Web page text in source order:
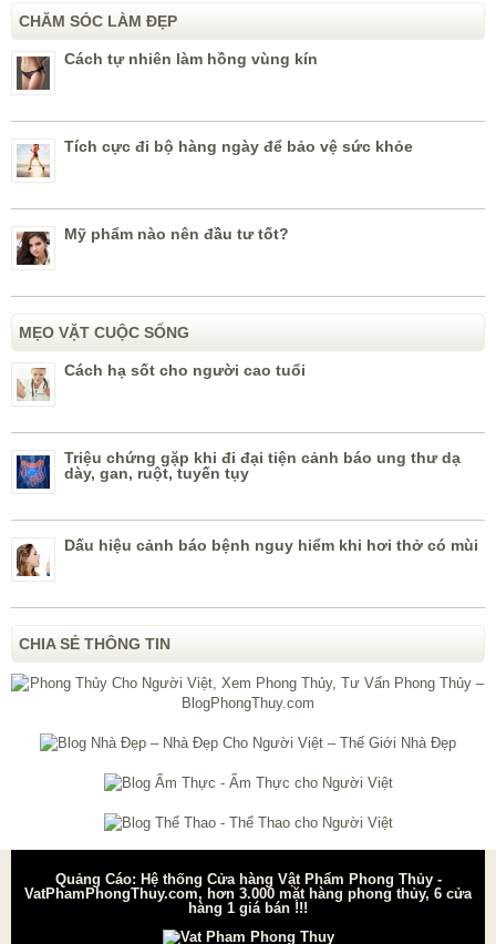
CHĂM SÓC LÀM ĐẸP
Cách tự nhiên làm hồng vùng kín
Tích cực đi bộ hàng ngày để bảo vệ sức khỏe
Mỹ phẩm nào nên đầu tư tốt?
MẸO VẶT CUỘC SỐNG
Cách hạ sốt cho người cao tuổi
Triệu chứng gặp khi đi đại tiện cảnh báo ung thư dạ
dày, gan, ruột, tuyến tụy
Dấu hiệu cảnh báo bệnh nguy hiểm khi hơi thở có mùi
CHIA SẺ THÔNG TIN
Quảng Cáo: Hệ thống Cửa hàng Vật Phẩm Phong Thủy -
VatPhamPhongThuy.com, hơn 3.000 mặt hàng phong thủy, 6 cửa
hàng 1 giá bán !!!